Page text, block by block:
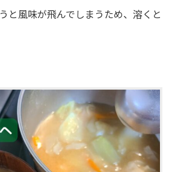
と風味が飛んでしまうため、溶くと